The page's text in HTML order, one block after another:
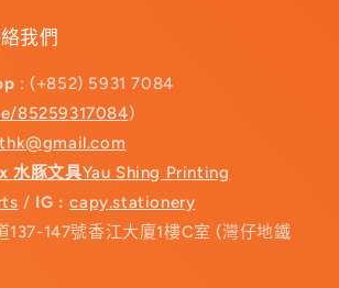
我們
: (+852) 5931 7084
85259317084)
水豚文具Yau Shing Printing
/ IG :capy.stationery
137-147號香江大廈1樓C室 (灣仔地鐵